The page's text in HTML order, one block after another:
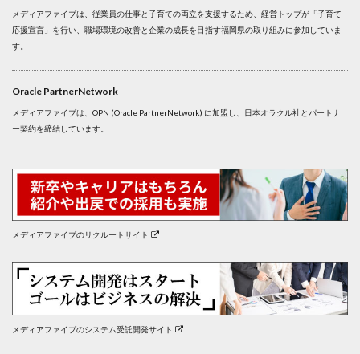
メディアファイブは、従業員の仕事と子育ての両立を支援するため、経営トップが「子育て
応援宣言」を行い、職場環境の改善と企業の成長を目指す福岡県の取り組みに参加していま
す。
Oracle PartnerNetwork
メディアファイブは、OPN (Oracle PartnerNetwork) に加盟し、日本オラクル社とパートナ
ー契約を締結しています。
メディアファイブのリクルートサイト
メディアファイブのシステム受託開発サイト